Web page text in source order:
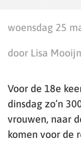
woensdag 25
door Lisa
Voor de 18e
dinsdag zo’n
vrouwen, naar
komen voor de